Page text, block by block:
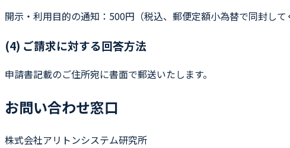
開示・利用目的の通知：500円（税込、郵便定額小為替で同封して
(4) ご請求に対する回答方法
申請書記載のご住所宛に書面で郵送いたします。
お問い合わせ窓口
株式会社アリトンシステム研究所